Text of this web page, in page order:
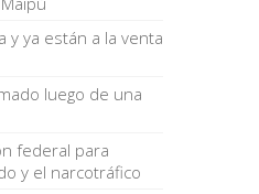
y ya están a la venta
luego de una
federal para
y el narcotráfico